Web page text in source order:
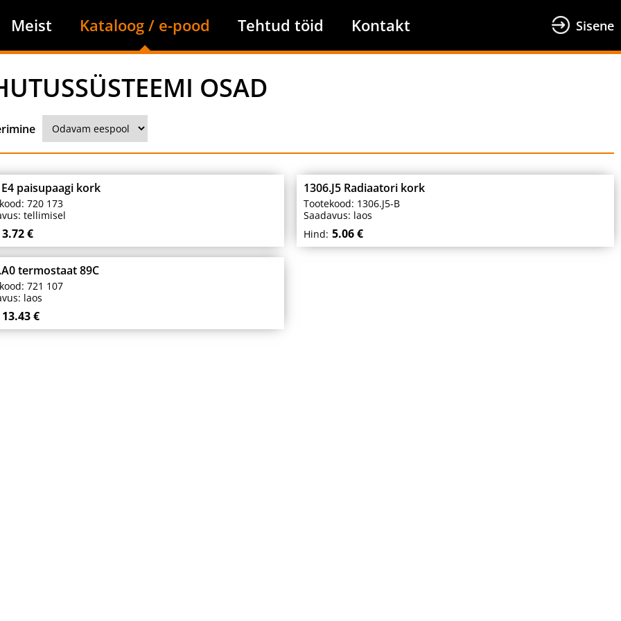
Meist Kataloog / e-pood Tehtud töid Kontakt Sisene
OSAD
paisupaagi kork
720 173
tellimisel
3.72 €
1306.J5 Radiaatori kork
Tootekood: 1306.J5-B
Saadavus: laos
Hind: 5.06 €
termostaat 89C
721 107
laos
13.43 €